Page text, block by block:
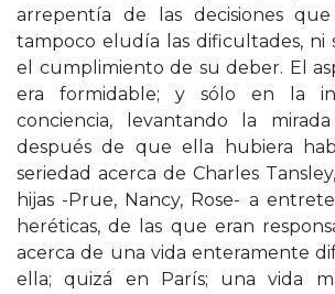
arrepentía de las decisiones
tampoco eludía las dificultades, ni
el cumplimiento de su deber. El
era formidable; y sólo en la
conciencia, levantando la
después de que ella hubiera
seriedad acerca de Charles
hijas -Prue, Nancy, Rose- a
heréticas, de las que eran
acerca de una vida enteramente
ella; quizá en París; una vida